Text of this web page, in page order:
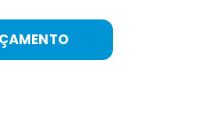
AO ORÇAMENTO